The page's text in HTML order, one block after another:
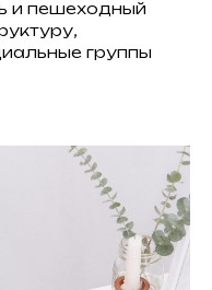
и пешеходный
группы